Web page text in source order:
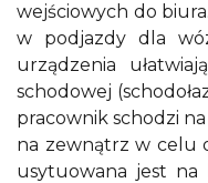
wejściowych do
w podjazdy dla
urządzenia
schodowej
pracownik schodzi
na zewnątrz w celu
usytuowana jest